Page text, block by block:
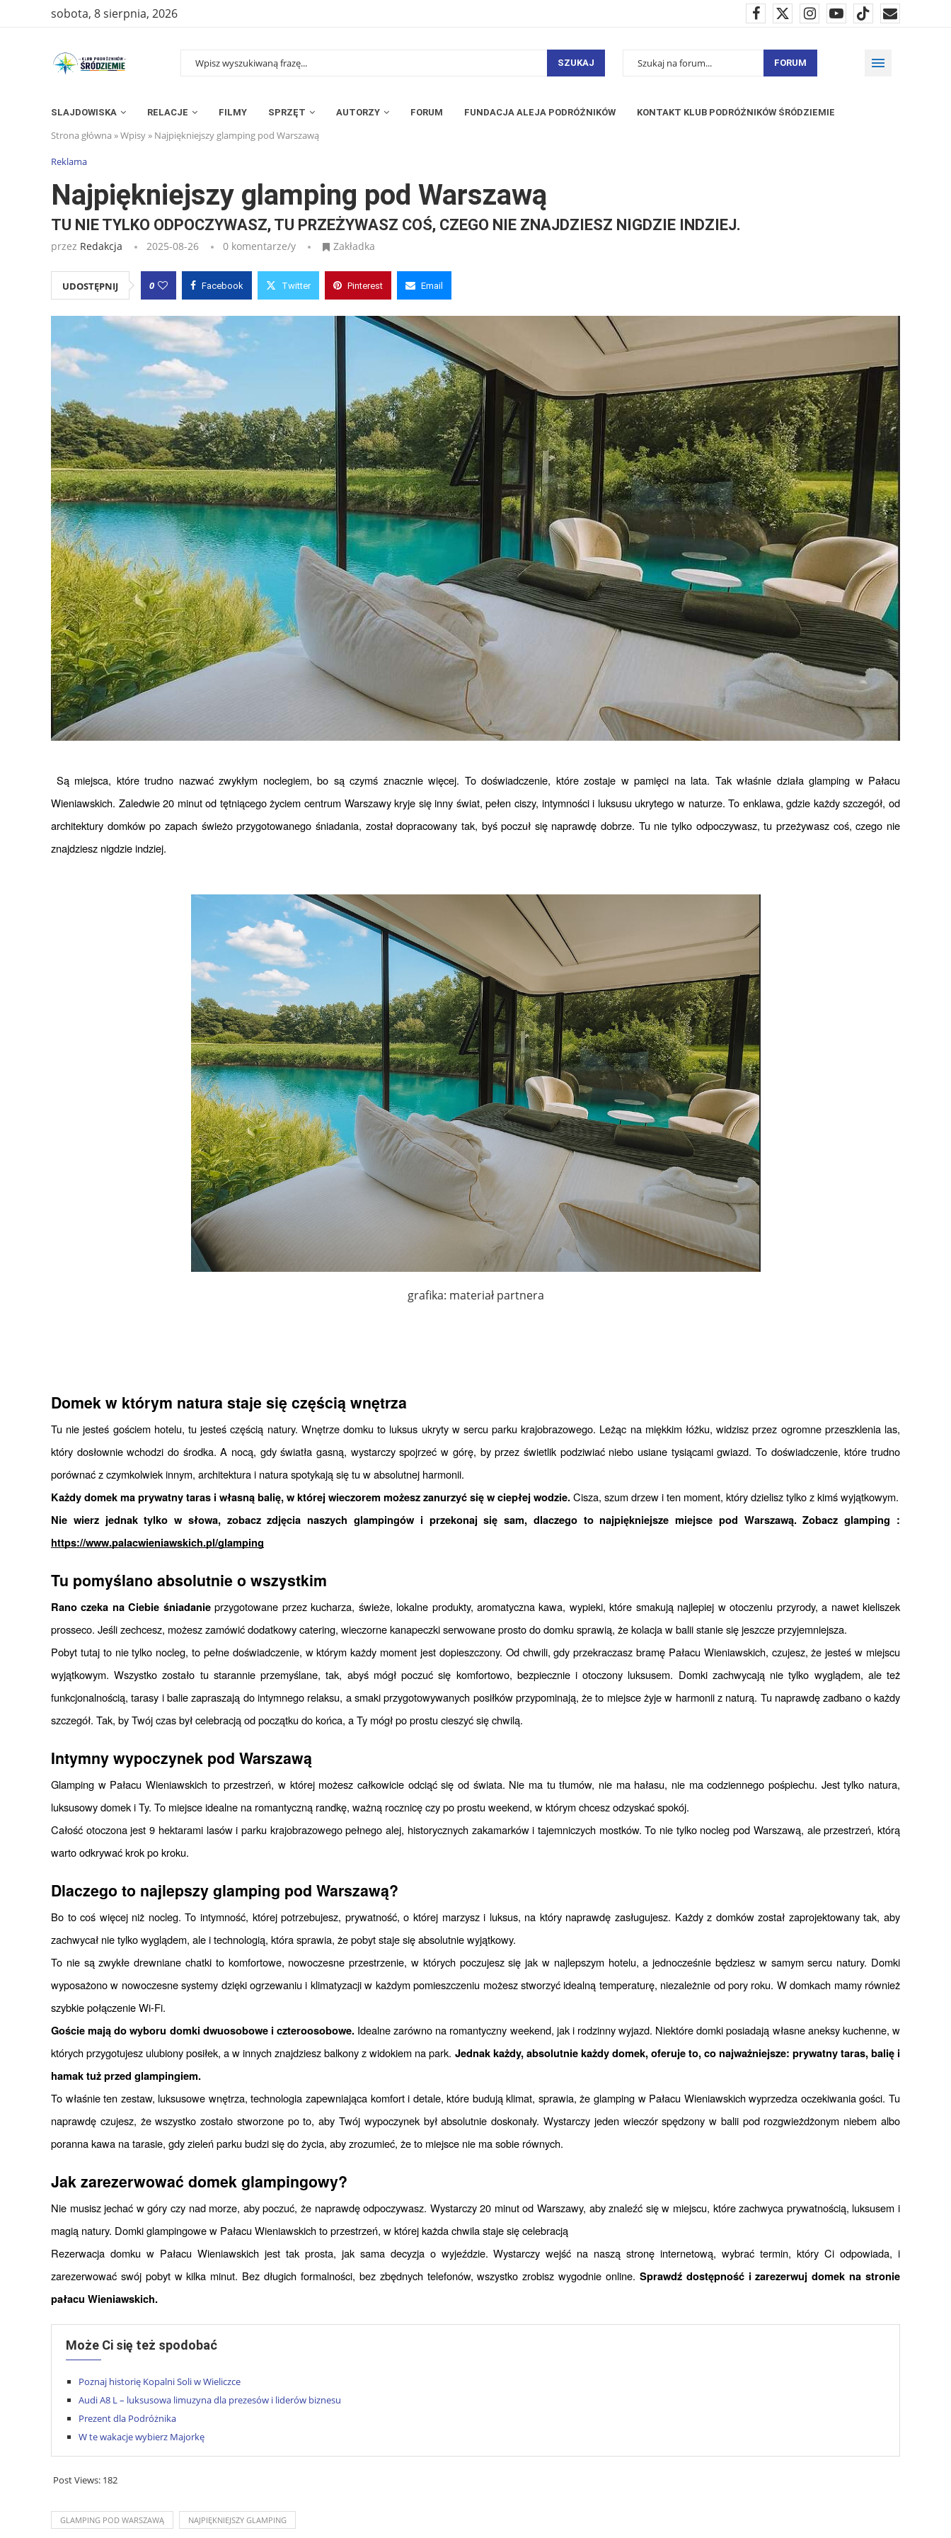
sobota, 8 sierpnia, 2026
SZUKAJ FORUM
SLAJDOWISKA RELACJE FILMY SPRZĘT AUTORZY FORUM FUNDACJA ALEJA PODRÓŻNIKÓW KONTAKT KLUB PODRÓŻNIKÓW ŚRÓDZIEMIE
Strona główna »Wpisy» Najpiękniejszy glamping pod Warszawą
Reklama
Najpiękniejszy glamping pod Warszawą
TU NIE TYLKO ODPOCZYWASZ, TU PRZEŻYWASZ COŚ, CZEGO NIE ZNAJDZIESZ NIGDZIE INDZIEJ.
przez Redakcja 2025-08-26 0 komentarze/y Zakładka
UDOSTĘPNIJ 0 Facebook Twitter Pinterest Email
Wieniawskich. Zaledwie 20 minut od tętniącego życiem centrum Warszawy kryje się inny świat, pełen ciszy, intymności i luksusu ukrytego w naturze. To enklawa, gdzie każdy szczegół, od
architektury domków po zapach świeżo przygotowanego śniadania, został dopracowany tak, byś poczuł się naprawdę dobrze. Tu nie tylko odpoczywasz, tu przeżywasz coś, czego nie
znajdziesz nigdzie indziej.
grafika: materiał partnera
Domek w którym natura staje się częścią wnętrza
Tu nie jesteś gościem hotelu, tu jesteś częścią natury. Wnętrze domku to luksus ukryty w sercu parku krajobrazowego. Leżąc na miękkim łóżku, widzisz przez ogromne przeszklenia las,
który dosłownie wchodzi do środka. A nocą, gdy światła gasną, wystarczy spojrzeć w górę, by przez świetlik podziwiać niebo usiane tysiącami gwiazd. To doświadczenie, które trudno
porównać z czymkolwiek innym, architektura i natura spotykają się tu w absolutnej harmonii.
Każdy domek ma prywatny taras i własną balię, w której wieczorem możesz zanurzyć się w ciepłej wodzie. Cisza, szum drzew i ten moment, który dzielisz tylko z kimś wyjątkowym.
https://www.palacwieniawskich.pl/glamping
Tu pomyślano absolutnie o wszystkim
Rano czeka na Ciebie śniadanie przygotowane przez kucharza, świeże, lokalne produkty, aromatyczna kawa, wypieki, które smakują najlepiej w otoczeniu przyrody, a nawet kieliszek
prosseco. Jeśli zechcesz, możesz zamówić dodatkowy catering, wieczorne kanapeczki serwowane prosto do domku sprawią, że kolacja w balii stanie się jeszcze przyjemniejsza.
Pobyt tutaj to nie tylko nocleg, to pełne doświadczenie, w którym każdy moment jest dopieszczony. Od chwili, gdy przekraczasz bramę Pałacu Wieniawskich, czujesz, że jesteś w miejscu
wyjątkowym. Wszystko zostało tu starannie przemyślane, tak, abyś mógł poczuć się komfortowo, bezpiecznie i otoczony luksusem. Domki zachwycają nie tylko wyglądem, ale też
funkcjonalnością, tarasy i balie zapraszają do intymnego relaksu, a smaki przygotowywanych posiłków przypominają, że to miejsce żyje w harmonii z naturą. Tu naprawdę zadbano o każdy
szczegół. Tak, by Twój czas był celebracją od początku do końca, a Ty mógł po prostu cieszyć się chwilą.
Intymny wypoczynek pod Warszawą
Glamping w Pałacu Wieniawskich to przestrzeń, w której możesz całkowicie odciąć się od świata. Nie ma tu tłumów, nie ma hałasu, nie ma codziennego pośpiechu. Jest tylko natura,
luksusowy domek i Ty. To miejsce idealne na romantyczną randkę, ważną rocznicę czy po prostu weekend, w którym chcesz odzyskać spokój.
Całość otoczona jest 9 hektarami lasów i parku krajobrazowego pełnego alej, historycznych zakamarków i tajemniczych mostków. To nie tylko nocleg pod Warszawą, ale przestrzeń, którą
warto odkrywać krok po kroku.
Dlaczego to najlepszy glamping pod Warszawą?
Bo to coś więcej niż nocleg. To intymność, której potrzebujesz, prywatność, o której marzysz i luksus, na który naprawdę zasługujesz. Każdy z domków został zaprojektowany tak, aby
zachwycał nie tylko wyglądem, ale i technologią, która sprawia, że pobyt staje się absolutnie wyjątkowy.
To nie są zwykłe drewniane chatki to komfortowe, nowoczesne przestrzenie, w których poczujesz się jak w najlepszym hotelu, a jednocześnie będziesz w samym sercu natury. Domki
wyposażono w nowoczesne systemy dzięki ogrzewaniu i klimatyzacji w każdym pomieszczeniu możesz stworzyć idealną temperaturę, niezależnie od pory roku. W domkach mamy również
szybkie połączenie Wi-Fi.
Goście mają do wyboru domki dwuosobowe i czteroosobowe. Idealne zarówno na romantyczny weekend, jak i rodzinny wyjazd. Niektóre domki posiadają własne aneksy kuchenne, w
których przygotujesz ulubiony posiłek, a w innych znajdziesz balkony z widokiem na park. Jednak każdy, absolutnie każdy domek, oferuje to, co najważniejsze: prywatny taras, balię i
hamak tuż przed glampingiem.
To właśnie ten zestaw, luksusowe wnętrza, technologia zapewniająca komfort i detale, które budują klimat, sprawia, że glamping w Pałacu Wieniawskich wyprzedza oczekiwania gości. Tu
naprawdę czujesz, że wszystko zostało stworzone po to, aby Twój wypoczynek był absolutnie doskonały. Wystarczy jeden wieczór spędzony w balii pod rozgwieżdżonym niebem albo
poranna kawa na tarasie, gdy zieleń parku budzi się do życia, aby zrozumieć, że to miejsce nie ma sobie równych.
Jak zarezerwować domek glampingowy?
Nie musisz jechać w góry czy nad morze, aby poczuć, że naprawdę odpoczywasz. Wystarczy 20 minut od Warszawy, aby znaleźć się w miejscu, które zachwyca prywatnością, luksusem i
magią natury. Domki glampingowe w Pałacu Wieniawskich to przestrzeń, w której każda chwila staje się celebracją
Rezerwacja domku w Pałacu Wieniawskich jest tak prosta, jak sama decyzja o wyjeździe. Wystarczy wejść na naszą stronę internetową, wybrać termin, który Ci odpowiada, i
zarezerwować swój pobyt w kilka minut. Bez długich formalności, bez zbędnych telefonów, wszystko zrobisz wygodnie online. Sprawdź dostępność i zarezerwuj domek na stronie
pałacu Wieniawskich.
Może Ci się też spodobać
Poznaj historię Kopalni Soli w Wieliczce
Audi A8 L – luksusowa limuzyna dla prezesów i liderów biznesu
Prezent dla Podróżnika
W te wakacje wybierz Majorkę
Post Views: 182
GLAMPING POD WARSZAWĄ NAJPIĘKNIEJSZY GLAMPING